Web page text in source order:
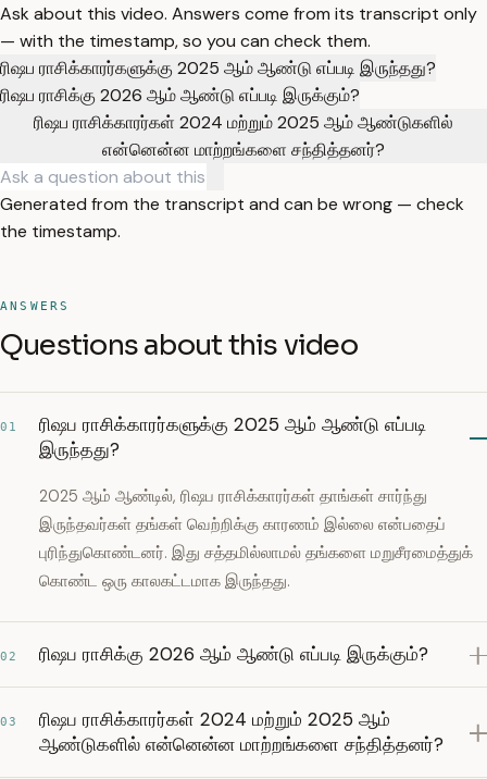
Ask about this video. Answers come from its transcript only
— with the timestamp, so you can check them.
ரிஷப ராசிக்காரர்களுக்கு 2025 ஆம் ஆண்டு எப்படி இருந்தது?
ரிஷப ராசிக்கு 2026 ஆம் ஆண்டு எப்படி இருக்கும்?
ரிஷப ராசிக்காரர்கள் 2024 மற்றும் 2025 ஆம் ஆண்டுகளில்
என்னென்ன மாற்றங்களை சந்தித்தனர்?
Generated from the transcript and can be wrong — check
the timestamp.
ANSWERS
Questions about this video
01
ரிஷப ராசிக்காரர்களுக்கு 2025 ஆம் ஆண்டு எப்படி
இருந்தது?
2025 ஆம் ஆண்டில், ரிஷப ராசிக்காரர்கள் தாங்கள் சார்ந்து
இருந்தவர்கள் தங்கள் வெற்றிக்கு காரணம் இல்லை என்பதைப்
புரிந்துகொண்டனர். இது சத்தமில்லாமல் தங்களை மறுசீரமைத்துக்
கொண்ட ஒரு காலகட்டமாக இருந்தது.
02 ரிஷப ராசிக்கு 2026 ஆம் ஆண்டு எப்படி இருக்கும்?
03
ரிஷப ராசிக்காரர்கள் 2024 மற்றும் 2025 ஆம்
ஆண்டுகளில் என்னென்ன மாற்றங்களை சந்தித்தனர்?